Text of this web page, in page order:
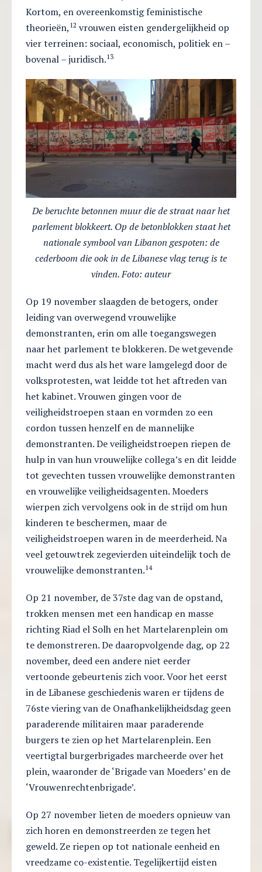
Kortom, en overeenkomstig feministische
theorieën, 12 vrouwen eisten gendergelijkheid op
vier terreinen: sociaal, economisch, politiek en –
bovenal – juridisch.13
De beruchte betonnen muur die de straat naar het
parlement blokkeert. Op de betonblokken staat het
nationale symbool van Libanon gespoten: de
cederboom die ook in de Libanese vlag terug is te
vinden. Foto: auteur
Op 19 november slaagden de betogers, onder
leiding van overwegend vrouwelijke
demonstranten, erin om alle toegangswegen
naar het parlement te blokkeren. De wetgevende
macht werd dus als het ware lamgelegd door de
volksprotesten, wat leidde tot het aftreden van
het kabinet. Vrouwen gingen voor de
veiligheidstroepen staan en vormden zo een
cordon tussen henzelf en de mannelijke
demonstranten. De veiligheidstroepen riepen de
hulp in van hun vrouwelijke collega’s en dit leidde
tot gevechten tussen vrouwelijke demonstranten
en vrouwelijke veiligheidsagenten. Moeders
wierpen zich vervolgens ook in de strijd om hun
kinderen te beschermen, maar de
veiligheidstroepen waren in de meerderheid. Na
veel getouwtrek zegevierden uiteindelijk toch de
vrouwelijke demonstranten.14
Op 21 november, de 37ste dag van de opstand,
trokken mensen met een handicap en masse
richting Riad el Solh en het Martelarenplein om
te demonstreren. De daaropvolgende dag, op 22
november, deed een andere niet eerder
vertoonde gebeurtenis zich voor. Voor het eerst
in de Libanese geschiedenis waren er tijdens de
76ste viering van de Onafhankelijkheidsdag geen
paraderende militairen maar paraderende
burgers te zien op het Martelarenplein. Een
veertigtal burgerbrigades marcheerde over het
plein, waaronder de ‘Brigade van Moeders’ en de
‘Vrouwenrechtenbrigade’.
Op 27 november lieten de moeders opnieuw van
zich horen en demonstreerden ze tegen het
geweld. Ze riepen op tot nationale eenheid en
vreedzame co-existentie. Tegelijkertijd eisten